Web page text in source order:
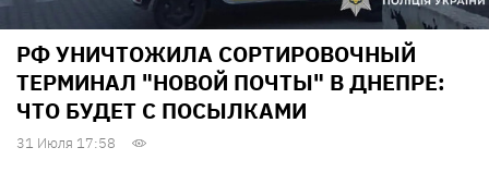
РФ УНИЧТОЖИЛА СОРТИРОВОЧНЫЙ
ТЕРМИНАЛ "НОВОЙ ПОЧТЫ" В ДНЕПРЕ:
ЧТО БУДЕТ С ПОСЫЛКАМИ
31 Июля 17:58